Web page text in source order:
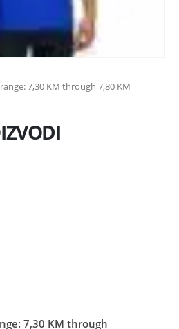
7,30 KM through 7,80 KM
7,30 KM through